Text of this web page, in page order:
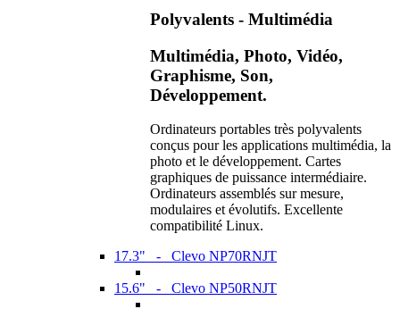
Polyvalents - Multimédia
Multimédia, Photo, Vidéo,
Graphisme, Son,
Développement.
Ordinateurs portables très polyvalents
conçus pour les applications multimédia, la
photo et le développement. Cartes
graphiques de puissance intermédiaire.
Ordinateurs assemblés sur mesure,
modulaires et évolutifs. Excellente
compatibilité Linux.
17.3" - Clevo NP70RNJT
15.6" - Clevo NP50RNJT